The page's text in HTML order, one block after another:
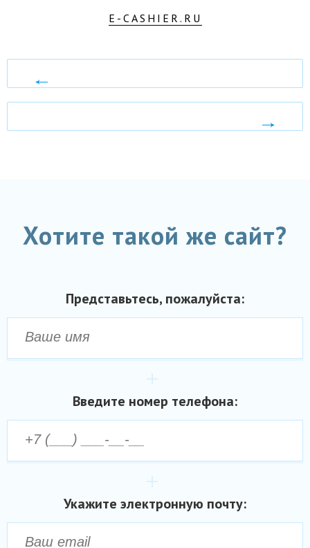
E-CASHIER.RU
ХАУС
ДАЧА
Хотите такой же сайт?
Представьтесь, пожалуйста:
Введите номер телефона:
Укажите электронную почту: